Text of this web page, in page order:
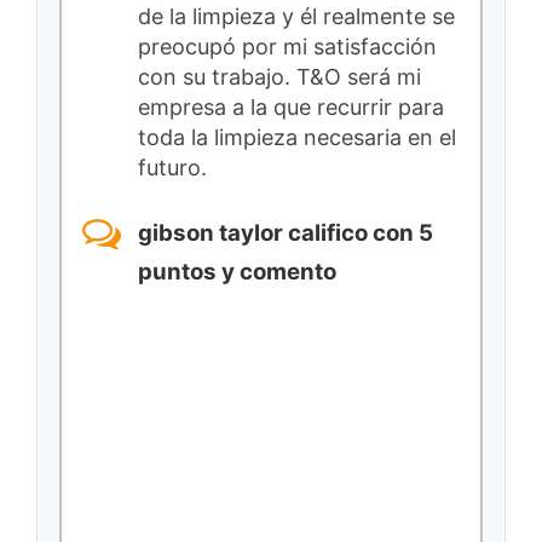
de la limpieza y él realmente se
preocupó por mi satisfacción
con su trabajo. T&O será mi
empresa a la que recurrir para
toda la limpieza necesaria en el
futuro.
gibson taylor califico con 5
puntos y comento